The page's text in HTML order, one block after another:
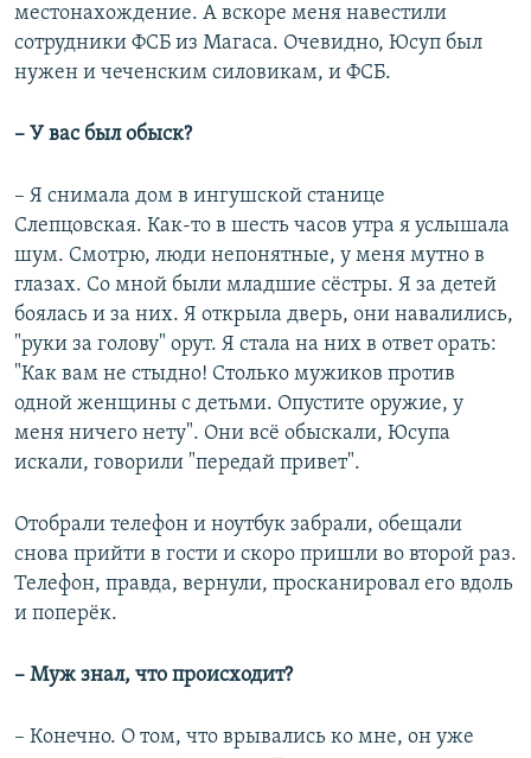
местонахождение. А вскоре меня навестили
сотрудники ФСБ из Магаса. Очевидно, Юсуп был
нужен и чеченским силовикам, и ФСБ.
– У вас был обыск?
– Я снимала дом в ингушской станице
Слепцовская. Как-то в шесть часов утра я услышала
шум. Смотрю, люди непонятные, у меня мутно в
глазах. Со мной были младшие сёстры. Я за детей
боялась и за них. Я открыла дверь, они навалились,
"руки за голову" орут. Я стала на них в ответ орать:
"Как вам не стыдно! Столько мужиков против
одной женщины с детьми. Опустите оружие, у
меня ничего нету". Они всё обыскали, Юсупа
искали, говорили "передай привет".
Отобрали телефон и ноутбук забрали, обещали
снова прийти в гости и скоро пришли во второй раз.
Телефон, правда, вернули, просканировал его вдоль
и поперёк.
– Муж знал, что происходит?
– Конечно. О том, что врывались ко мне, он уже